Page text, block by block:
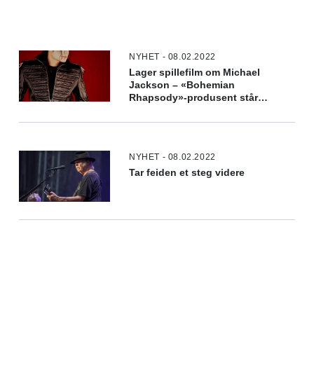
NYHET - 08.02.2022
Lager spillefilm om Michael
Jackson – «Bohemian
Rhapsody»-produsent står
NYHET - 08.02.2022
Tar feiden et steg videre